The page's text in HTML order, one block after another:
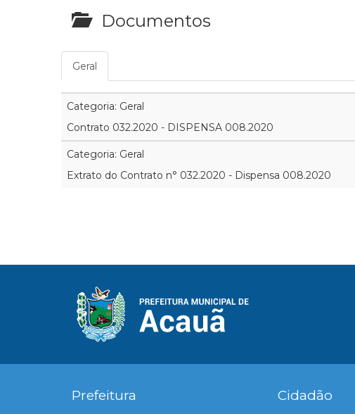
Documentos
Geral
Categoria: Geral
Contrato 032.2020 - DISPENSA 008.2020
Categoria: Geral
Extrato do Contrato n° 032.2020 - Dispensa 008.2020
Prefeitura Cidadão